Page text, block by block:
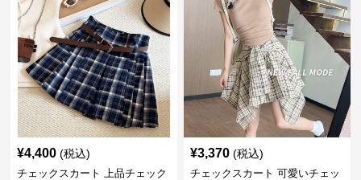
¥4,400 (税込)
チェックスカート 上品チェック
¥3,370 (税込)
チェックスカート 可愛いチェッ